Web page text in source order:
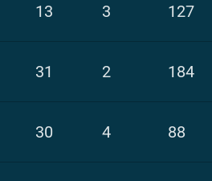
13 3 127
31 2 184
30 4 88